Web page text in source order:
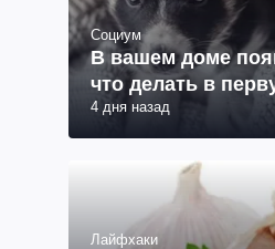
Социум
В вашем доме
что делать в
4 дня назад
Лайфхаки